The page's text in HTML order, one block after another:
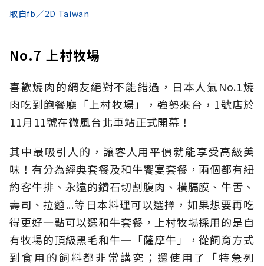
取自fb／2D Taiwan
No.7 上村牧場
喜歡燒肉的網友絕對不能錯過，日本人氣No.1燒
肉吃到飽餐廳「上村牧場」，強勢來台，1號店於
11月11號在微風台北車站正式開幕！
其中最吸引人的，讓客人用平價就能享受高級美
味！有分為經典套餐及和牛饗宴套餐，兩個都有紐
約客牛排、永遠的鑽石切割腹肉、橫膈膜、牛舌、
壽司、拉麵...等日本料理可以選擇，如果想要再吃
得更好一點可以選和牛套餐，上村牧場採用的是自
有牧場的頂級黑毛和牛─「薩摩牛」，從飼育方式
到食用的飼料都非常講究；還使用了「特急列